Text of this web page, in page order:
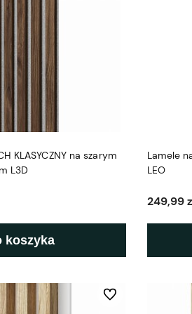
KLASYCZNY na szarym
L3D
koszyka
Lamele
LEO
249,99
Do ulubionych